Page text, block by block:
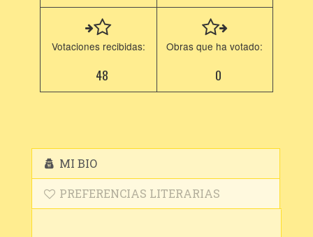
Votaciones recibidas:
48
Obras que ha votado:
0
MI BIO
PREFERENCIAS LITERARIAS